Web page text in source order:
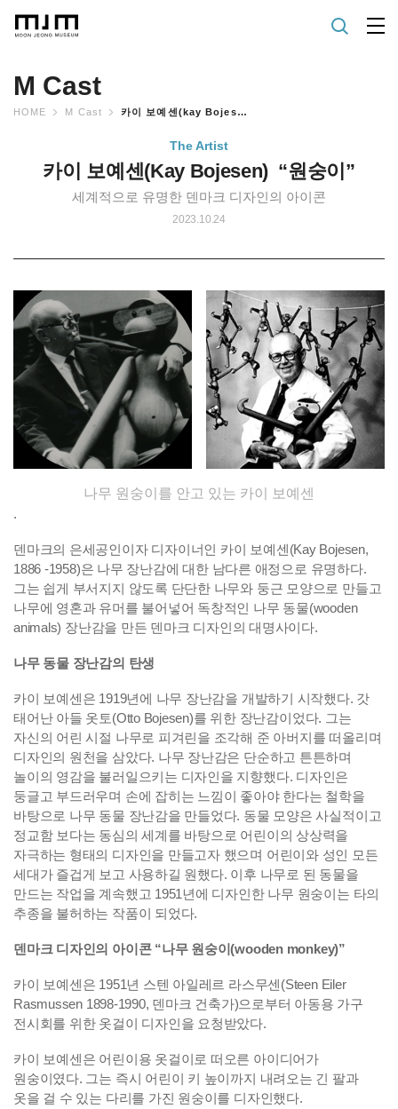
M Cast
HOME M Cast 카이 보예센(kay Bojesen) “원숭이”
The Artist
카이 보예센(Kay Bojesen) “원숭이”
세계적으로 유명한 덴마크 디자인의 아이콘
2023.10.24
나무 원숭이를 안고 있는 카이 보예센
.
덴마크의 은세공인이자 디자이너인 카이 보예센(Kay Bojesen,
1886 -1958)은 나무 장난감에 대한 남다른 애정으로 유명하다.
그는 쉽게 부서지지 않도록 단단한 나무와 둥근 모양으로 만들고
나무에 영혼과 유머를 불어넣어 독창적인 나무 동물(wooden
animals) 장난감을 만든 덴마크 디자인의 대명사이다.
나무 동물 장난감의 탄생
카이 보예센은 1919년에 나무 장난감을 개발하기 시작했다. 갓
태어난 아들 옷토(Otto Bojesen)를 위한 장난감이었다. 그는
자신의 어린 시절 나무로 피겨린을 조각해 준 아버지를 떠올리며
디자인의 원천을 삼았다. 나무 장난감은 단순하고 튼튼하며
놀이의 영감을 불러일으키는 디자인을 지향했다. 디자인은
둥글고 부드러우며 손에 잡히는 느낌이 좋아야 한다는 철학을
바탕으로 나무 동물 장난감을 만들었다. 동물 모양은 사실적이고
정교함 보다는 동심의 세계를 바탕으로 어린이의 상상력을
자극하는 형태의 디자인을 만들고자 했으며 어린이와 성인 모든
세대가 즐겁게 보고 사용하길 원했다. 이후 나무로 된 동물을
만드는 작업을 계속했고 1951년에 디자인한 나무 원숭이는 타의
추종을 불허하는 작품이 되었다.
덴마크 디자인의 아이콘 “나무 원숭이(wooden monkey)”
카이 보예센은 1951년 스텐 아일레르 라스무센(Steen Eiler
Rasmussen 1898-1990, 덴마크 건축가)으로부터 아동용 가구
전시회를 위한 옷걸이 디자인을 요청받았다.
카이 보예센은 어린이용 옷걸이로 떠오른 아이디어가
원숭이였다. 그는 즉시 어린이 키 높이까지 내려오는 긴 팔과
옷을 걸 수 있는 다리를 가진 원숭이를 디자인했다.